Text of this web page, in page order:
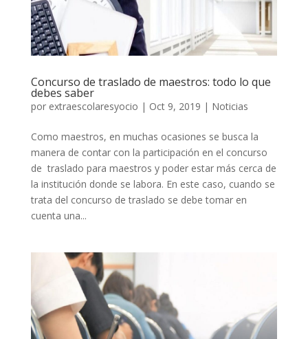
Concurso de traslado de maestros: todo lo que
debes saber
por extraescolaresyocio | Oct 9, 2019 | Noticias
Como maestros, en muchas ocasiones se busca la
manera de contar con la participación en el concurso
de traslado para maestros y poder estar más cerca de
la institución donde se labora. En este caso, cuando se
trata del concurso de traslado se debe tomar en
cuenta una...